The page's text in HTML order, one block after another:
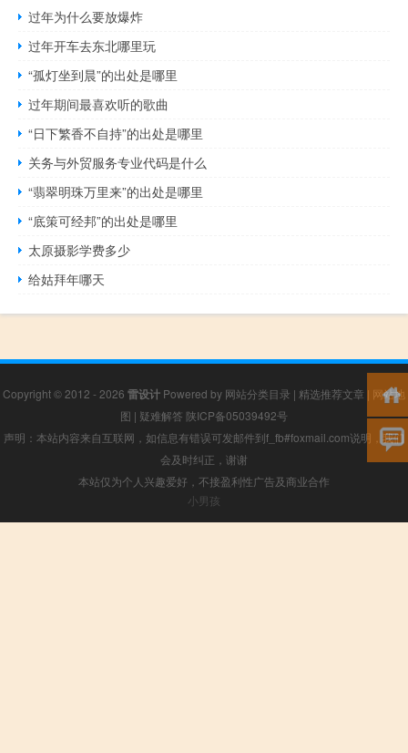
过年为什么要放爆炸
过年开车去东北哪里玩
“孤灯坐到晨”的出处是哪里
过年期间最喜欢听的歌曲
“日下繁香不自持”的出处是哪里
关务与外贸服务专业代码是什么
“翡翠明珠万里来”的出处是哪里
“底策可经邦”的出处是哪里
太原摄影学费多少
给姑拜年哪天
Copyright © 2012 - 2026 雷设计 Powered by 网站分类目录 | 精选推荐文章 | 网站地
图 | 疑难解答 陕ICP备05039492号
声明：本站内容来自互联网，如信息有错误可发邮件到f_fb#foxmail.com说明，我们
会及时纠正，谢谢
本站仅为个人兴趣爱好，不接盈利性广告及商业合作
小男孩